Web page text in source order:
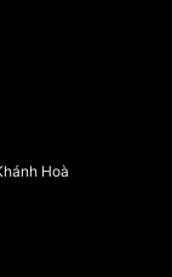
Hoà